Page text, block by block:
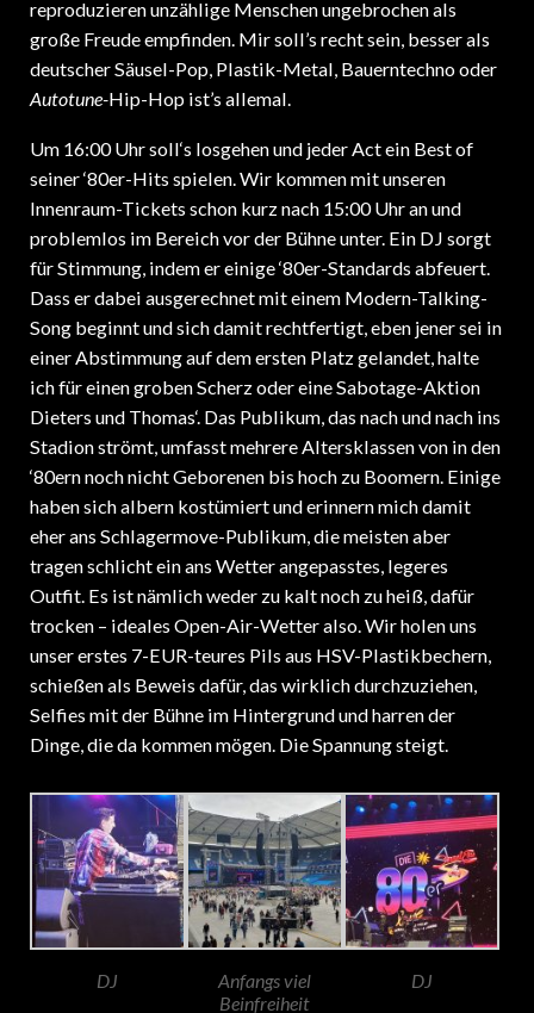
reproduzieren unzählige Menschen ungebrochen als
große Freude empfinden. Mir soll’s recht sein, besser als
deutscher Säusel-Pop, Plastik-Metal, Bauerntechno oder
Autotune-Hip-Hop ist’s allemal.
Um 16:00 Uhr soll‘s losgehen und jeder Act ein Best of
seiner ‘80er-Hits spielen. Wir kommen mit unseren
Innenraum-Tickets schon kurz nach 15:00 Uhr an und
problemlos im Bereich vor der Bühne unter. Ein DJ sorgt
für Stimmung, indem er einige ‘80er-Standards abfeuert.
Dass er dabei ausgerechnet mit einem Modern-Talking-
Song beginnt und sich damit rechtfertigt, eben jener sei in
einer Abstimmung auf dem ersten Platz gelandet, halte
ich für einen groben Scherz oder eine Sabotage-Aktion
Dieters und Thomas‘. Das Publikum, das nach und nach ins
Stadion strömt, umfasst mehrere Altersklassen von in den
‘80ern noch nicht Geborenen bis hoch zu Boomern. Einige
haben sich albern kostümiert und erinnern mich damit
eher ans Schlagermove-Publikum, die meisten aber
tragen schlicht ein ans Wetter angepasstes, legeres
Outfit. Es ist nämlich weder zu kalt noch zu heiß, dafür
trocken – ideales Open-Air-Wetter also. Wir holen uns
unser erstes 7-EUR-teures Pils aus HSV-Plastikbechern,
schießen als Beweis dafür, das wirklich durchzuziehen,
Selfies mit der Bühne im Hintergrund und harren der
Dinge, die da kommen mögen. Die Spannung steigt.
DJ Anfangs viel
Beinfreiheit
DJ